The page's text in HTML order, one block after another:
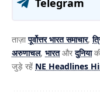
Telegram
ताज़ापूर्वोत्तर भारत समाचार,
अरुणाचल, भारतऔरदुनिया
जुड़े रहें NE Headlines